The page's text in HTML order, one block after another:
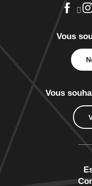
Vous
Vous